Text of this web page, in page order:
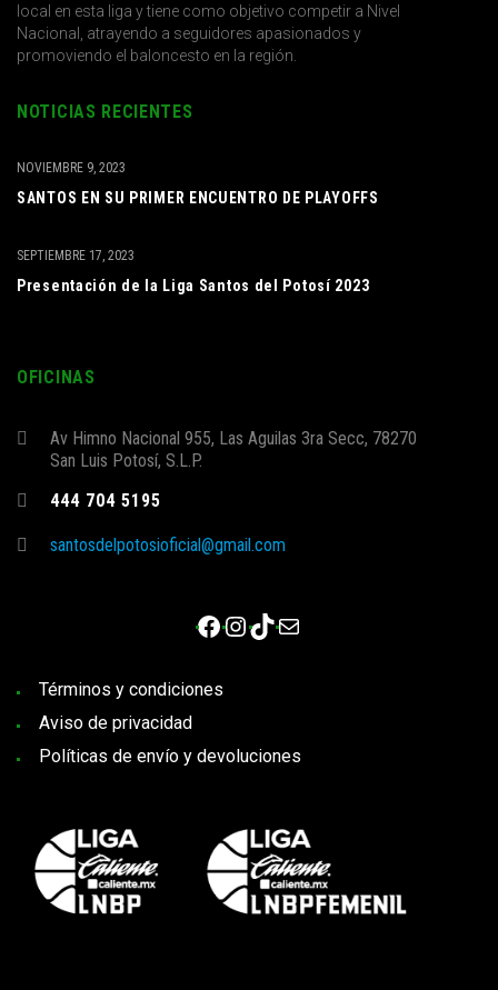
local en esta liga y tiene como objetivo competir a Nivel
Nacional, atrayendo a seguidores apasionados y
promoviendo el baloncesto en la región.
NOTICIAS RECIENTES
SANTOS EN SU PRIMER ENCUENTRO DE PLAYOFFS
NOVIEMBRE 9, 2023
Presentación de la Liga Santos del Potosí 2023
SEPTIEMBRE 17, 2023
OFICINAS
Av Himno Nacional 955, Las Aguilas 3ra Secc, 78270
San Luis Potosí, S.L.P.
444 704 5195
santosdelpotosioficial@gmail.com
Facebook
Instagram
TikTok
Correo electrónico
Términos y condiciones
Aviso de privacidad
Políticas de envío y devoluciones